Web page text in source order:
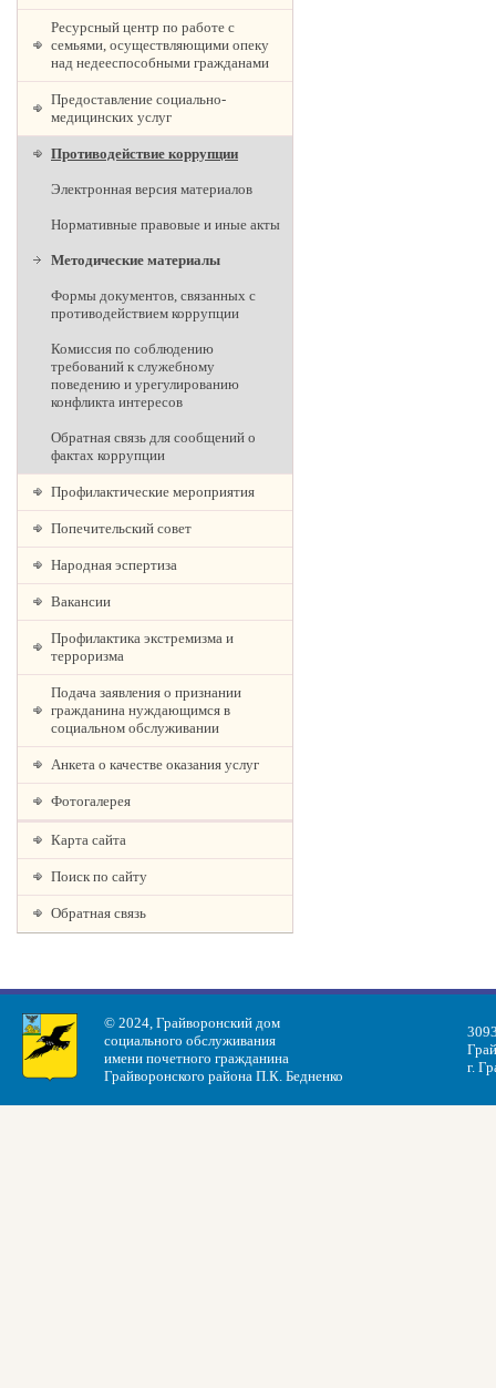
Ресурсный центр по работе с
семьями, осуществляющими опеку
над недееспособными гражданами
Предоставление социально-
медицинских услуг
Противодействие коррупции
Электронная версия материалов
Нормативные правовые и иные акты
Методические материалы
Формы документов, связанных с
противодействием коррупции
Комиссия по соблюдению
требований к служебному
поведению и урегулированию
конфликта интересов
Обратная связь для сообщений о
фактах коррупции
Профилактические мероприятия
Попечительский совет
Народная эспертиза
Вакансии
Профилактика экстремизма и
терроризма
Подача заявления о признании
гражданина нуждающимся в
социальном обслуживании
Анкета о качестве оказания услуг
Фотогалерея
Карта сайта
Поиск по сайту
Обратная связь
© 2024, Грайворонский дом
социального обслуживания
имени почетного гражданина
Грайворонского района П.К. Бедненко
г.